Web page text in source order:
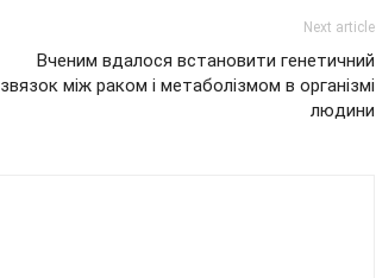
Next article
Вченим вдалося встановити генетичний
звязок між раком і метаболізмом в організмі
людини